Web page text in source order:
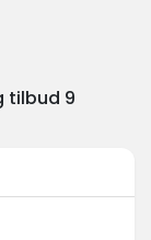
tilbud 9